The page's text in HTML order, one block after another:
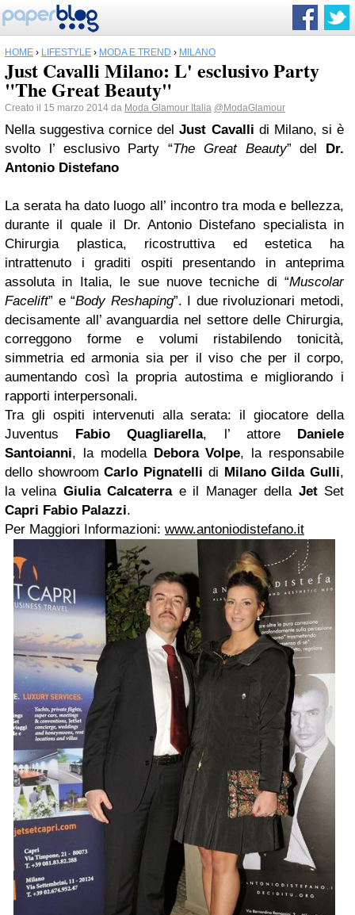
HOME › LIFESTYLE › MODA E TREND › MILANO
Just Cavalli Milano: L' esclusivo Party
"The Great Beauty"
Creato il 15 marzo 2014 da Moda Glamour Italia @ModaGlamour
Nella suggestiva cornice delJust Cavalli di Milano, si è
svolto l’ esclusivo Party “The Great Beauty” del Dr.
Antonio Distefano
La serata ha dato luogo all’ incontro tra moda e bellezza,
durante il quale il Dr. Antonio Distefano specialista in
Chirurgia plastica, ricostruttiva ed estetica ha
intrattenuto i graditi ospiti presentando in anteprima
assoluta in Italia, le sue nuove tecniche di “Muscolar
Facelift” e “Body Reshaping”. I due rivoluzionari metodi,
decisamente all’ avanguardia nel settore delle Chirurgia,
correggono forme e volumi ristabilendo tonicità,
simmetria ed armonia sia per il viso che per il corpo,
aumentando così la propria autostima e migliorando i
rapporti interpersonali.
Tra gli ospiti intervenuti alla serata: il giocatore della
Juventus Fabio Quagliarella, l’ attore Daniele
Santoianni, la modella Debora Volpe, la responsabile
dello showroomCarlo Pignatelli di Milano Gilda Gulli,
la velina Giulia Calcaterrae il Manager della JetSet
Capri Fabio Palazzi.
Per Maggiori Informazioni: www.antoniodistefano.it